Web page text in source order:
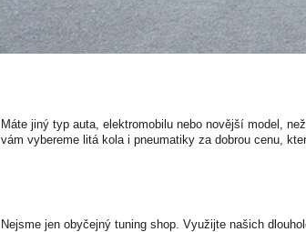
Máte jiný typ auta, elektromobilu nebo novější model,
vám vybereme litá kola i pneumatiky za dobrou cenu,
Nejsme jen obyčejný tuning shop. Využijte našich